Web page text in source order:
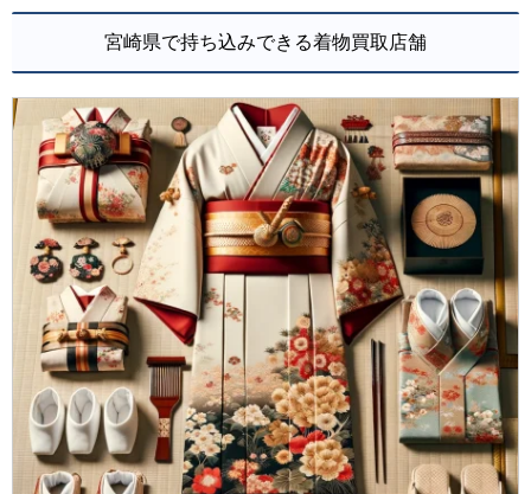
宮崎県で持ち込みできる着物買取店舗